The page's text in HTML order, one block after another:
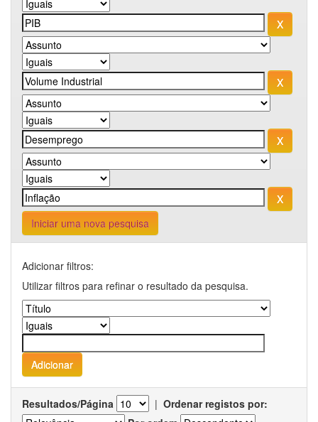
Iniciar uma nova pesquisa
Adicionar filtros:
Utilizar filtros para refinar o resultado da pesquisa.
Resultados/Página | Ordenar registos por: